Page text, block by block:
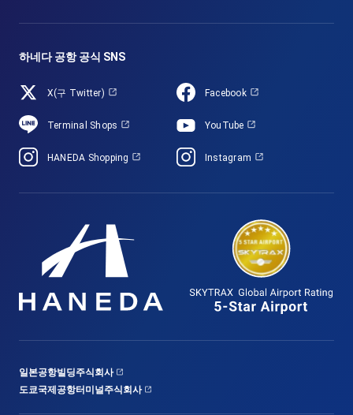
하네다 공항 공식 SNS
X(구 Twitter) Facebook
Terminal Shops YouTube
HANEDA Shopping Instagram
일본공항빌딩주식회사
도쿄국제공항터미널주식회사